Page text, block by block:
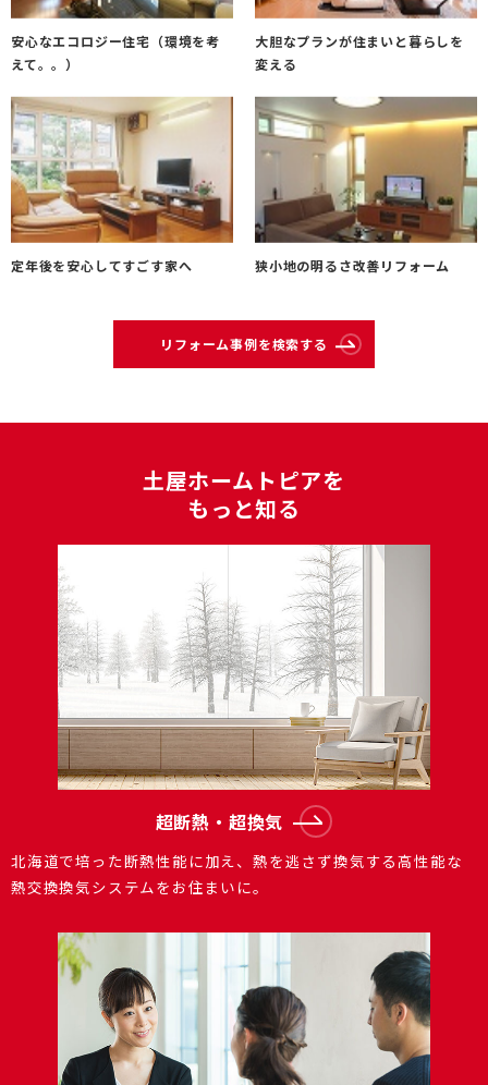
安心なエコロジー住宅（環境を考
えて。。）
大胆なプランが住まいと暮らしを
変える
定年後を安心してすごす家へ 狭小地の明るさ改善リフォーム
リフォーム事例を検索する
⼟屋ホームトピアを
もっと知る
超断熱・超換気
北海道で培った断熱性能に加え、熱を逃さず換気する⾼性能な
熱交換換気システムをお住まいに。